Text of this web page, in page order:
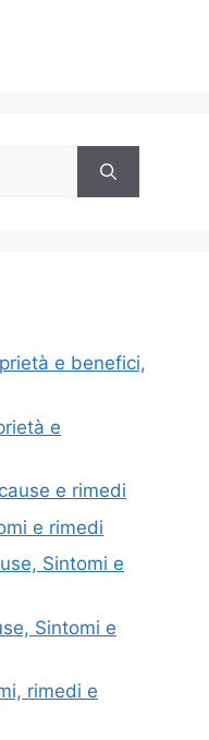
e benefici,
e
e rimedi
e rimedi
Sintomi e
Sintomi e
rimedi e